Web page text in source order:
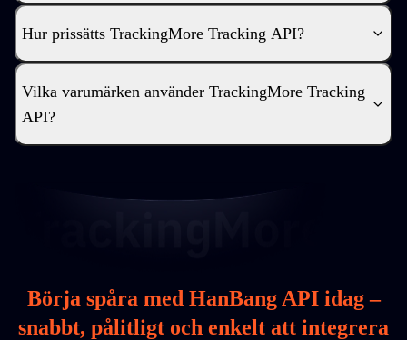
Hur prissätts TrackingMore Tracking API?
Vilka varumärken använder TrackingMore Tracking
API?
Börja spåra med HanBang API idag –
snabbt, pålitligt och enkelt att integrera